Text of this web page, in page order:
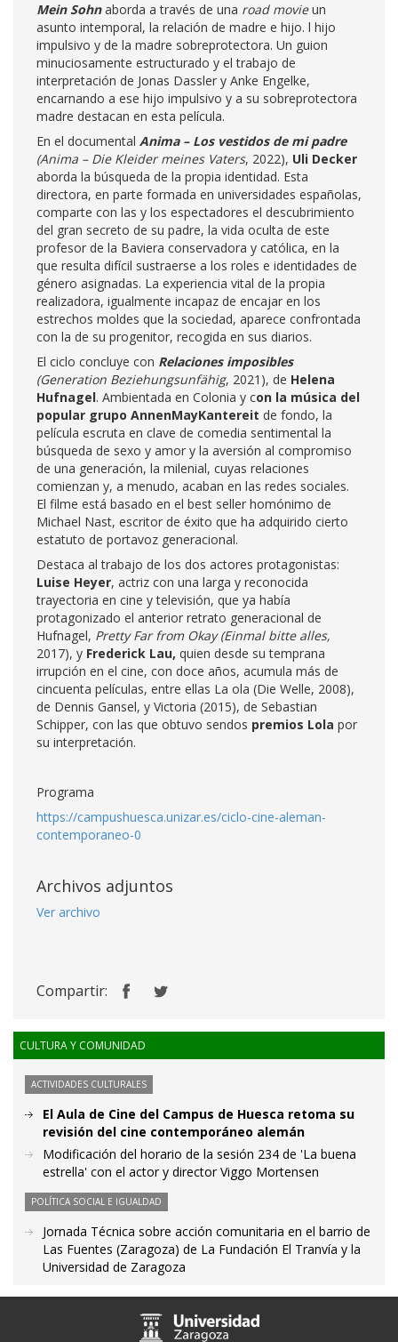
Mein Sohn aborda a través de una road movieun
asunto intemporal, la relación de madre e hijo. l hijo
impulsivo y de la madre sobreprotectora. Un guion
minuciosamente estructurado y el trabajo de
interpretación de Jonas Dassler y Anke Engelke,
encarnando a ese hijo impulsivo y a su sobreprotectora
madre destacan en esta película.
En el documental Anima – Los vestidos de mi padre
(Anima – Die Kleider meines Vaters, 2022), Uli Decker
aborda la búsqueda de la propia identidad. Esta
directora, en parte formada en universidades españolas,
comparte con las y los espectadores el descubrimiento
del gran secreto de su padre, la vida oculta de este
profesor de la Baviera conservadora y católica, en la
que resulta difícil sustraerse a los roles e identidades de
género asignadas. La experiencia vital de la propia
realizadora, igualmente incapaz de encajar en los
estrechos moldes que la sociedad, aparece confrontada
con la de su progenitor, recogida en sus diarios.
El ciclo concluye con Relaciones imposibles
(Generation Beziehungsunfähig, 2021), de Helena
Hufnagel. Ambientada en Colonia y con la música del
popular grupo AnnenMayKantereit de fondo, la
película escruta en clave de comedia sentimental la
búsqueda de sexo y amor y la aversión al compromiso
de una generación, la milenial, cuyas relaciones
comienzan y, a menudo, acaban en las redes sociales.
El filme está basado en el best seller homónimo de
Michael Nast, escritor de éxito que ha adquirido cierto
estatuto de portavoz generacional.
Destaca al trabajo de los dos actores protagonistas:
Luise Heyer, actriz con una larga y reconocida
trayectoria en cine y televisión, que ya había
protagonizado el anterior retrato generacional de
Hufnagel, Pretty Far from Okay (Einmal bitte alles,
2017), y Frederick Lau, quien desde su temprana
irrupción en el cine, con doce años, acumula más de
cincuenta películas, entre ellas La ola (Die Welle, 2008),
de Dennis Gansel, y Victoria (2015), de Sebastian
Schipper, con las que obtuvo sendos premios Lola por
su interpretación.
Programa
https://campushuesca.unizar.es/ciclo-cine-aleman-
contemporaneo-0
Archivos adjuntos
Ver archivo
Compartir:
CULTURA Y COMUNIDAD
ACTIVIDADES CULTURALES
El Aula de Cine del Campus de Huesca retoma su
revisión del cine contemporáneo alemán
Modificación del horario de la sesión 234 de 'La buena
estrella' con el actor y director Viggo Mortensen
POLÍTICA SOCIAL E IGUALDAD
Jornada Técnica sobre acción comunitaria en el barrio de
Las Fuentes (Zaragoza) de La Fundación El Tranvía y la
Universidad de Zaragoza